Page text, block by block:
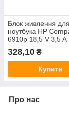
Блок живлення для
ноутбука HP
6910p 18,5 V 3,5 A
328,10 ₴
Купити
Про нас